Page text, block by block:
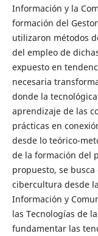
Información y la
formación del
utilizaron métodos
del empleo de
expuesto en
necesaria
donde la
aprendizaje de las
prácticas en
desde lo teórico-
de la formación del
propuesto, se
cibercultura desde
Información y
las Tecnologías de
fundamentar las